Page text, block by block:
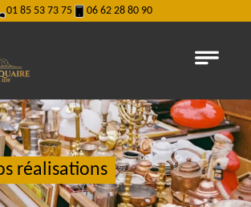
01 85 53 73 75 06 62 28 80 90
réalisations